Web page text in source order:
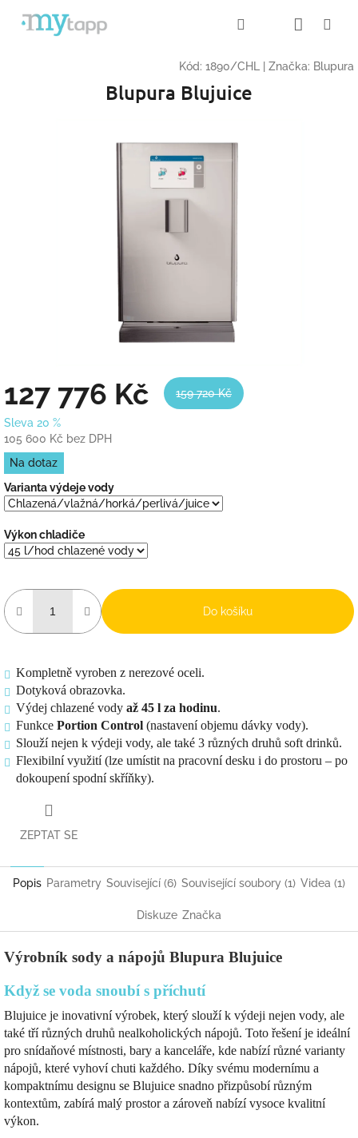
Přihlášení
košík
Kód: 1890/CHL Značka: Blupura
Blupura Blujuice
127 776 Kč 159 720 Kč
Sleva 20 %
105 600 Kč bez DPH
Měrná
cena:
Na dotaz
Varianta výdeje vody
Výkon chladiče
Do košíku
Kompletně vyroben z nerezové oceli.
Dotyková obrazovka.
Výdej chlazené vody až 45 l za hodinu.
Funkce Portion Control (nastavení objemu dávky vody).
Slouží nejen k výdeji vody, ale také 3 různých druhů soft drinků.
Flexibilní využití (lze umístit na pracovní desku i do prostoru – po
dokoupení spodní skříňky).
ZEPTAT SE
Popis Parametry Související (6) Související soubory (1) Videa (1)
Diskuze Značka
Výrobník sody a nápojů Blupura Blujuice
Když se voda snoubí s příchutí
Blujuice je inovativní výrobek, který slouží k výdeji nejen vody, ale
také tří různých druhů nealkoholických nápojů. Toto řešení je ideální
pro snídaňové místnosti, bary a kanceláře, kde nabízí různé varianty
nápojů, které vyhoví chuti každého. Díky svému modernímu a
kompaktnímu designu se Blujuice snadno přizpůsobí různým
kontextům, zabírá malý prostor a zároveň nabízí vysoce kvalitní
výkon.